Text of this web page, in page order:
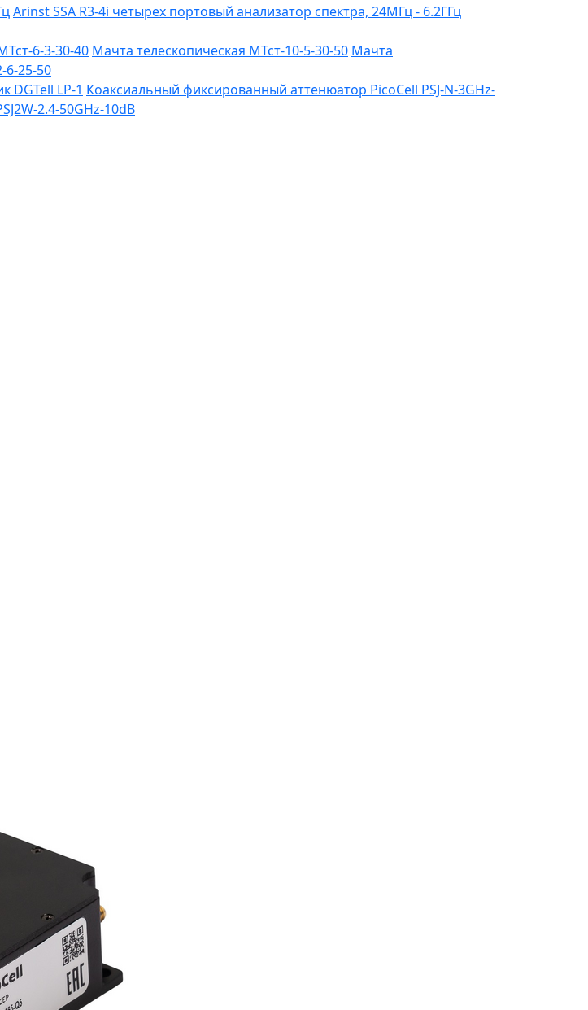
Arinst SSA R3-4i четырех портовый анализатор спектра, 24МГц - 6.2ГГц
6-3-30-40 Мачта телескопическая МТст-10-5-30-50 Мачта
6-25-50
DGTell LP-1 Коаксиальный фиксированный аттенюатор PicoCell PSJ-N-3GHz-
2.4-50GHz-10dB